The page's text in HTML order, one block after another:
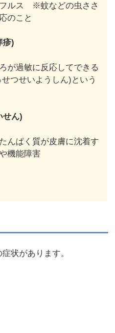
ルス ※蚊などの虫ささ
のこと
疹)
が過敏に反応してできる
つせいようしん)という
せん)
んぱく質が皮膚に沈着す
機能障害
状があります。